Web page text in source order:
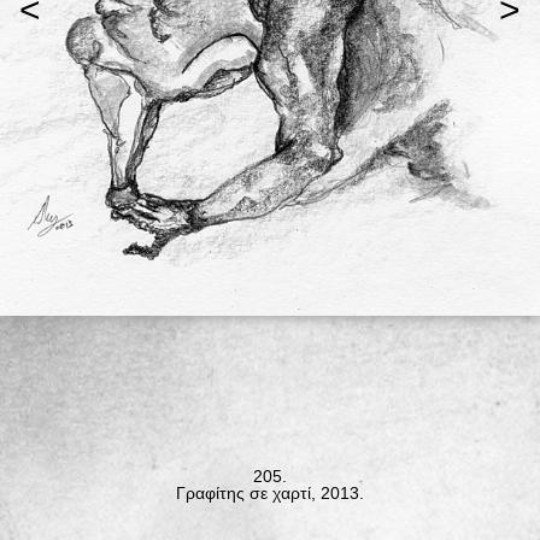
205.
Γραφίτης σε χαρτί, 2013.
< >